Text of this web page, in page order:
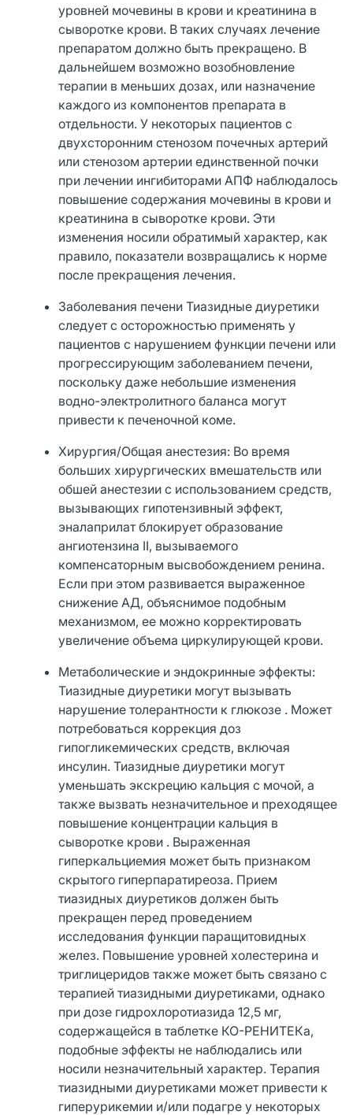
уровней мочевины в крови и креатинина в
сыворотке крови. В таких случаях лечение
препаратом должно быть прекращено. В
дальнейшем возможно возобновление
терапии в меньших дозах, или назначение
каждого из компонентов препарата в
отдельности. У некоторых пациентов с
двухсторонним стенозом почечных артерий
или стенозом артерии единственной почки
при лечении ингибиторами АПФ наблюдалось
повышение содержания мочевины в крови и
креатинина в сыворотке крови. Эти
изменения носили обратимый характер, как
правило, показатели возвращались к норме
после прекращения лечения.
Заболевания печени Тиазидные диуретики
следует с осторожностью применять у
пациентов с нарушением функции печени или
прогрессирующим заболеванием печени,
поскольку даже небольшие изменения
водно-электролитного баланса могут
привести к печеночной коме.
Хирургия/Общая анестезия: Во время
больших хирургических вмешательств или
обшей анестезии с использованием средств,
вызывающих гипотензивный эффект,
эналаприлат блокирует образование
ангиотензина II, вызываемого
компенсаторным высвобождением ренина.
Если при этом развивается выраженное
снижение АД, объяснимое подобным
механизмом, ее можно корректировать
увеличение объема циркулирующей крови.
Метаболические и эндокринные эффекты:
Тиазидные диуретики могут вызывать
нарушение толерантности к глюкозе . Может
потребоваться коррекция доз
гипогликемических средств, включая
инсулин. Тиазидные диуретики могут
уменьшать экскрецию кальция с мочой, а
также вызвать незначительное и преходящее
повышение концентрации кальция в
сыворотке крови . Выраженная
гиперкальциемия может быть признаком
скрытого гиперпаратиреоза. Прием
тиазидных диуретиков должен быть
прекращен перед проведением
исследования функции паращитовидных
желез. Повышение уровней холестерина и
триглицеридов также может быть связано с
терапией тиазидными диуретиками, однако
при дозе гидрохлоротиазида 12,5 мг,
содержащейся в таблетке КО-РЕНИТЕКа,
подобные эффекты не наблюдались или
носили незначительный характер. Терапия
тиазидными диуретиками может привести к
гиперурикемии и/или подагре у некоторых